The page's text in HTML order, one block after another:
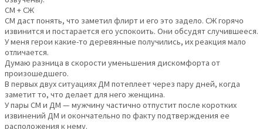
СМ + СЖ
СМ даст понять, что заметил флирт и его это задело. СЖ горячо
извинится и постарается его успокоить. Они обсудят случившееся.
У меня герои какие-то деревянные получились, их реакция мало
отличается.
Думаю разница в скорости уменьшения дискомфорта от
произошедшего.
В первых двух ситуациях ДМ потеплеет через пару дней, когда
заметит то, что делает для него женщина.
У пары СМ и ДМ — мужчину частично отпустит после коротких
извинений ДМ и окончательно по факту подтверждения ее
расположения к нему.